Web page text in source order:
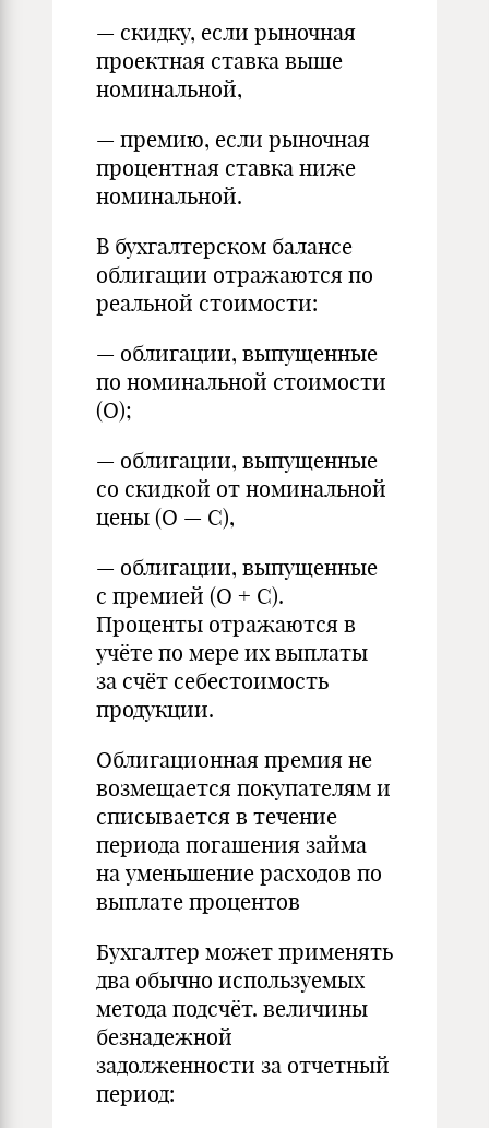
— скидку, если рыночная
проектная ставка выше
номинальной,
— премию, если рыночная
процентная ставка ниже
номинальной.
В бухгалтерском балансе
облигации отражаются по
реальной стоимости:
— облигации, выпущенные
по номинальной стоимости
(О);
— облигации, выпущенные
со скидкой от номинальной
цены (О — С),
— облигации, выпущенные
с премией (О + С).
Проценты отражаются в
учёте по мере их выплаты
за счёт себестоимость
продукции.
Облигационная премия не
возмещается покупателям и
списывается в течение
периода погашения займа
на уменьшение расходов по
выплате процентов
Бухгалтер может применять
два обычно используемых
метода подсчёт. величины
безнадежной
задолженности за отчетный
период: